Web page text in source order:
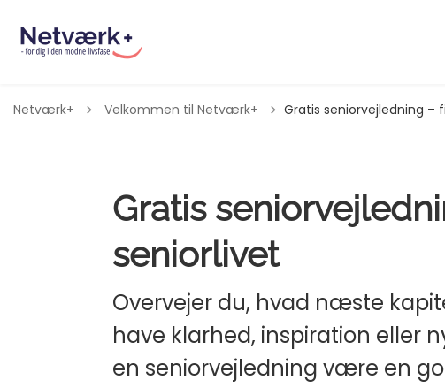
Netværk+ Tilbage til
Velkommen til Netværk+ Gratis seniorvejledning –
Gratis
seniorlivet
Overvejer du, hvad næste
have klarhed, inspiration eller
en seniorvejledning være en